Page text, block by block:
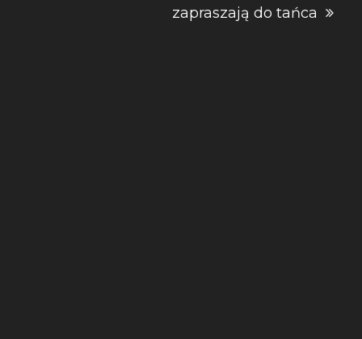
zapraszają do tańca